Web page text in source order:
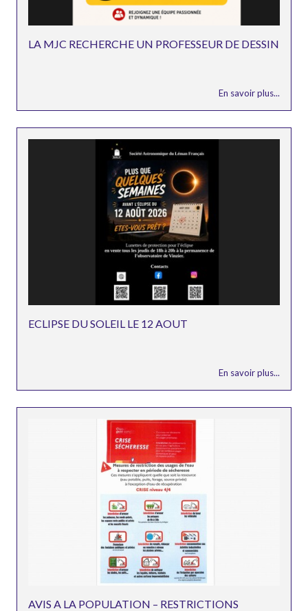
LA MJC RECHERCHE UN PROFESSEUR DE DESSIN
En savoir plus...
ECLIPSE DU SOLEIL LE 12 AOUT
En savoir plus...
AVIS A LA POPULATION – RESTRICTIONS